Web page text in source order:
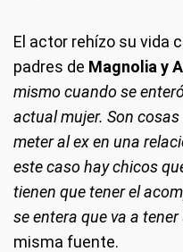
El actor rehízo su vida
padres de Magnolia y
mismo cuando se
actual mujer. Son
meter al ex en una
este caso hay chicos
tienen que tener el
se entera que va a
misma fuente.